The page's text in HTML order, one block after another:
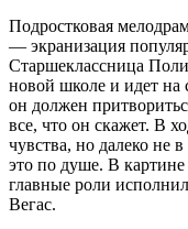
Подростковая
— экранизация
Старшеклассница
новой школе и идет на
он должен
все, что он скажет. В
чувства, но далеко не
это по душе. В
главные роли
Вегас.